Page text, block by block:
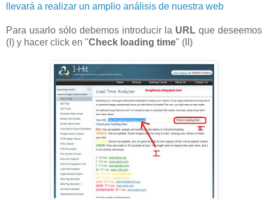
llevará a realizar un amplio análisis de nuestra web
Para usarlo sólo debemos introducir la URL que deseemos
(I) y hacer click en "Check loading time" (II)